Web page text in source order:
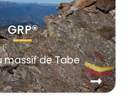
GRP®
massif de Tabe